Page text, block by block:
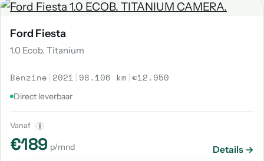
Ford Fiesta
1.0 Ecob. Titanium
Benzine | 2021 | 98.106 km |€12.950
Direct leverbaar
Vanaf i
€189 p/mnd Details →